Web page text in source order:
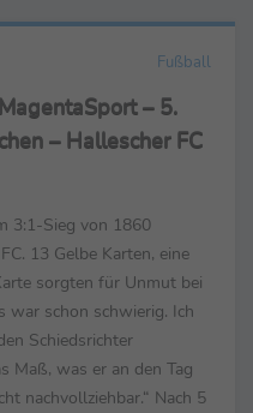
Fußball
– 5.
– Hallescher FC
3:1-Sieg von 1860
13 Gelbe Karten, eine
sorgten für Unmut bei
war schon schwierig. Ich
Schiedsrichter
Maß, was er an den Tag
nachvollziehbar.“ Nach 5